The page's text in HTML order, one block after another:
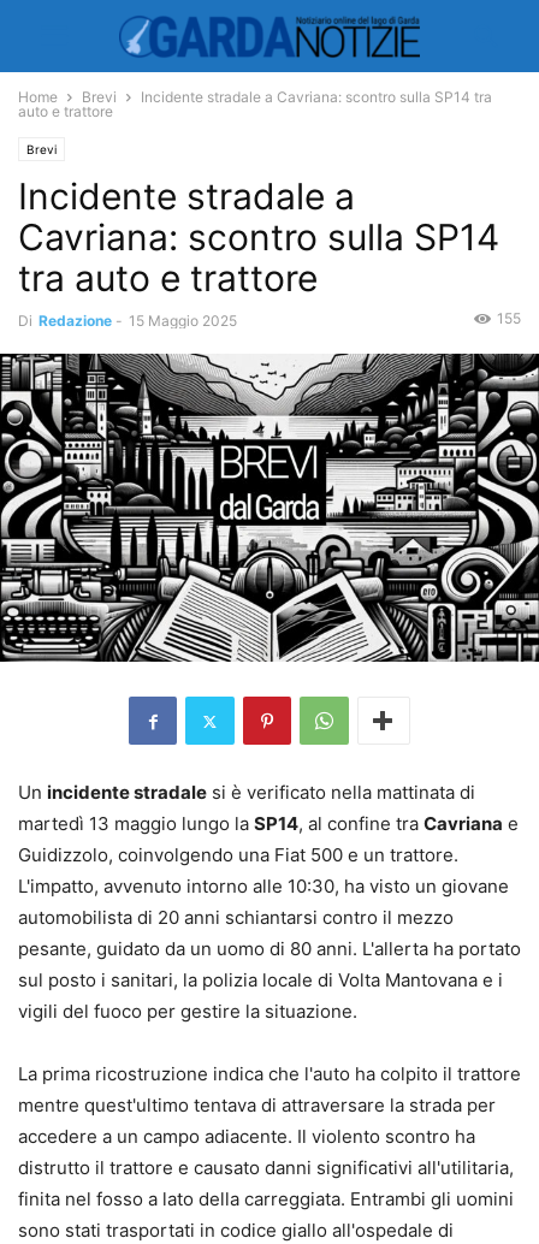
Home Brevi
Incidente stradale a Cavriana: scontro sulla SP14 tra
auto e trattore
Brevi
Incidente stradale a
Cavriana: scontro sulla SP14
tra auto e trattore
Di Redazione - 15 Maggio 2025 155
Un incidente stradale si è verificato nella mattinata di
martedì 13 maggio lungo la SP14, al confine tra Cavriana e
Guidizzolo, coinvolgendo una Fiat 500 e un trattore.
L'impatto, avvenuto intorno alle 10:30, ha visto un giovane
automobilista di 20 anni schiantarsi contro il mezzo
pesante, guidato da un uomo di 80 anni. L'allerta ha portato
sul posto i sanitari, la polizia locale di Volta Mantovana e i
vigili del fuoco per gestire la situazione.
La prima ricostruzione indica che l'auto ha colpito il trattore
mentre quest'ultimo tentava di attraversare la strada per
accedere a un campo adiacente. Il violento scontro ha
distrutto il trattore e causato danni significativi all'utilitaria,
finita nel fosso a lato della carreggiata. Entrambi gli uomini
sono stati trasportati in codice giallo all'ospedale di